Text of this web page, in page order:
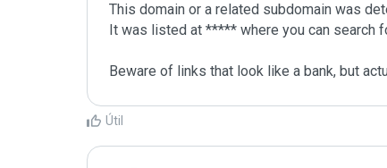
This domain or a related subdomain was
It was listed at ***** where you can search
Beware of links that look like a bank, but
Útil